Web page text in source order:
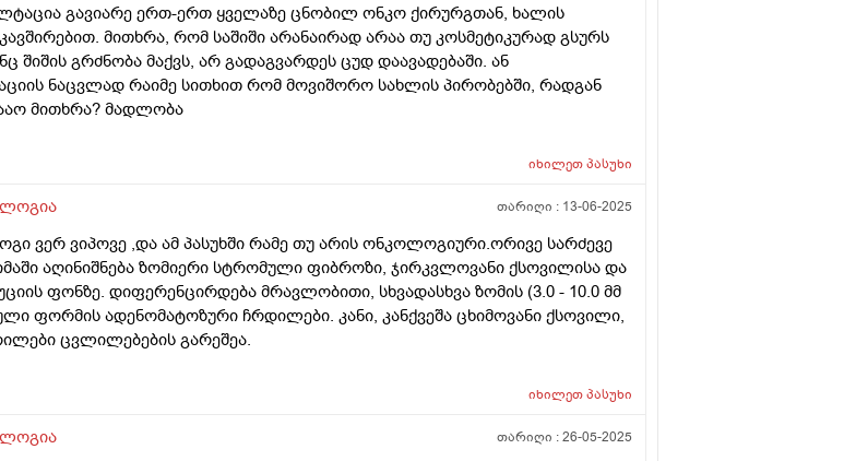
გავიარე ერთ-ერთ ყველაზე ცნობილ ონკო ქირურგთან, ხალის
მითხრა, რომ საშიში არანაირად არაა თუ კოსმეტიკურად გსურს
შიშის გრძნობა მაქვს, არ გადაგვარდეს ცუდ დაავადებაში. ან
ნაცვლად რაიმე სითხით რომ მოვიშორო სახლის პირობებში, რადგან
მითხრა? მადლობა
იხილეთპასუხი
თარიღი : 13-06-2025
ვერ ვიპოვე ,და ამ პასუხში რამე თუ არის ონკოლოგიური.ორივე სარძევე
აღინიშნება ზომიერი სტრომული ფიბროზი, ჯირკვლოვანი ქსოვილისა და
ფონზე. დიფერენცირდება მრავლობითი, სხვადასხვა ზომის (3.0 - 10.0 მმ
ფორმის ადენომატოზური ჩრდილები. კანი, კანქვეშა ცხიმოვანი ქსოვილი,
ცვლილებების გარეშეა.
იხილეთპასუხი
თარიღი :26-05-2025